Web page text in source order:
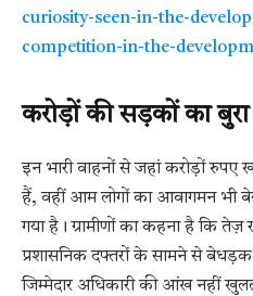
curiosity-seen-in-the-
competition-in-the-
करोड़ों की सड़कों का
इन भारी वाहनों से जहां करोड़ों
हैं, वहीं आम लोगों का आवागमन भी
गया है। ग्रामीणों का कहना है कि तेज़
प्रशासनिक दफ्तरों के सामने से
जिम्मेदार अधिकारी की आंख नहीं